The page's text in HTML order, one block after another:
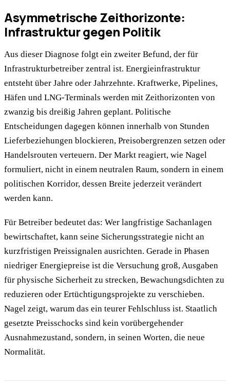
Asymmetrische Zeithorizonte:
Infrastruktur gegen Politik
Aus dieser Diagnose folgt ein zweiter Befund, der für
Infrastrukturbetreiber zentral ist. Energieinfrastruktur
entsteht über Jahre oder Jahrzehnte. Kraftwerke, Pipelines,
Häfen und LNG-Terminals werden mit Zeithorizonten von
zwanzig bis dreißig Jahren geplant. Politische
Entscheidungen dagegen können innerhalb von Stunden
Lieferbeziehungen blockieren, Preisobergrenzen setzen oder
Handelsrouten verteuern. Der Markt reagiert, wie Nagel
formuliert, nicht in einem neutralen Raum, sondern in einem
politischen Korridor, dessen Breite jederzeit verändert
werden kann.
Für Betreiber bedeutet das: Wer langfristige Sachanlagen
bewirtschaftet, kann seine Sicherungsstrategie nicht an
kurzfristigen Preissignalen ausrichten. Gerade in Phasen
niedriger Energiepreise ist die Versuchung groß, Ausgaben
für physische Sicherheit zu strecken, Bewachungsdichten zu
reduzieren oder Ertüchtigungsprojekte zu verschieben.
Nagel zeigt, warum das ein teurer Fehlschluss ist. Staatlich
gesetzte Preisschocks sind kein vorübergehender
Ausnahmezustand, sondern, in seinen Worten, die neue
Normalität.